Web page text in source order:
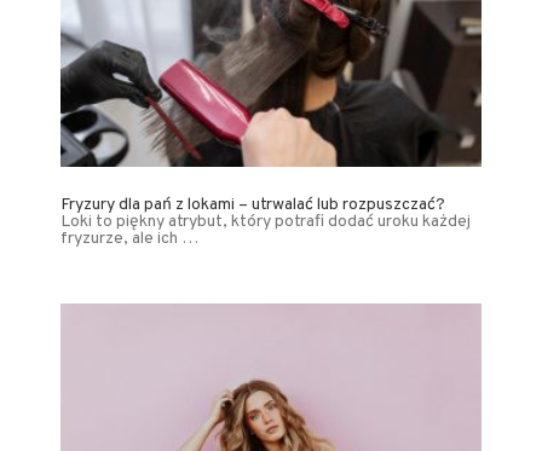
Fryzury dla pań z lokami – utrwalać lub rozpuszczać?
Loki to piękny atrybut, który potrafi dodać uroku każdej
fryzurze, ale ich …